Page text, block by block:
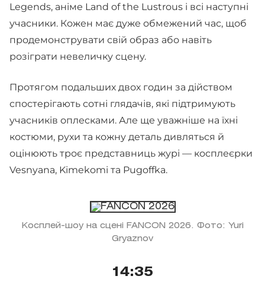
Legends, аніме Land of the Lustrous і всі наступні
учасники. Кожен має дуже обмежений час, щоб
продемонструвати свій образ або навіть
розіграти невеличку сцену.
Протягом подальших двох годин за дійством
спостерігають сотні глядачів, які підтримують
учасників оплесками. Але ще уважніше на їхні
костюми, рухи та кожну деталь дивляться й
оцінюють троє представниць журі — косплеєрки
Vesnyana, Kimekomi та Pugoffka.
Косплей-шоу на сцені FANCON 2026. Фото: Yuri
Gryaznov
14:35